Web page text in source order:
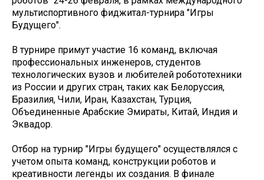
мультиспортивного фиджитал-турнира "Игры
Будущего".
В турнире примут участие 16 команд, включая
профессиональных инженеров, студентов
технологических вузов и любителей робототехники
из России и других стран, таких как Белоруссия,
Бразилия, Чили, Иран, Казахстан, Турция,
Объединенные Арабские Эмираты, Китай, Индия и
Эквадор.
Отбор на турнир "Игры будущего" осуществлялся с
учетом опыта команд, конструкции роботов и
креативности легенды их создания. В финале